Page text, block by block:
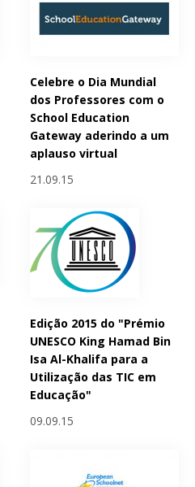
Celebre o Dia Mundial
dos Professores com o
School Education
Gateway aderindo a um
aplauso virtual
21.09.15
Edição 2015 do "Prémio
UNESCO King Hamad Bin
Isa Al-Khalifa para a
Utilização das TIC em
Educação"
09.09.15